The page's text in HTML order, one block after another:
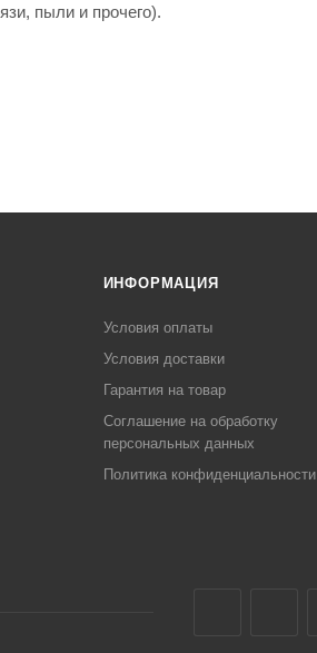
пыли и прочего).
ИНФОРМАЦИЯ
Условия оплаты
Условия доставки
Гарантия на товар
Соглашение на обработку
персональных данных
Политика конфиденциальности